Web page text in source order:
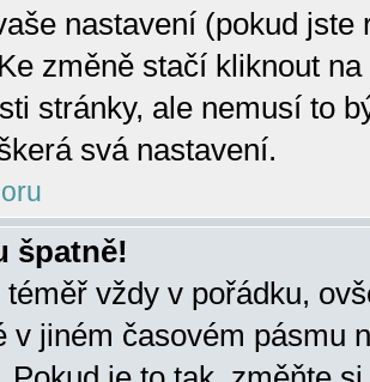
nastavení (pokud
změně stačí kliknout
stránky, ale nemusí to
svá nastavení.
špatně!
téměř vždy v pořádku,
v jiném časovém pásmu